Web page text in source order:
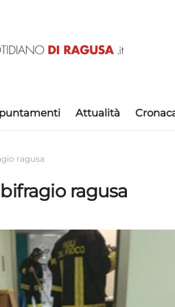
Attualità
ragusa
ragusa